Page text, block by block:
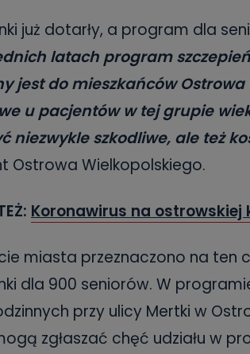
już dotarły, a program dla
latach program
jest do mieszkańców Ostrowa
u pacjentów w tej grupie
niezwykle szkodliwe, ale też
Ostrowa Wielkopolskiego.
Koronawirus na ostrowskiej
miasta przeznaczono na ten
dla 900 seniorów. W
przy ulicy Mertki w
zgłaszać chęć udziału w